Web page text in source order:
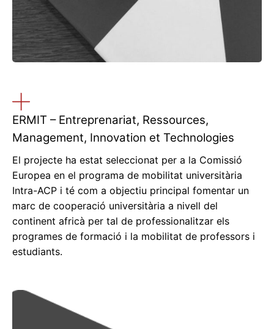
ERMIT – Entreprenariat, Ressources,
Management, Innovation et Technologies
El projecte ha estat seleccionat per a la Comissió
Europea en el programa de mobilitat universitària
Intra-ACP i té com a objectiu principal fomentar un
marc de cooperació universitària a nivell del
continent africà per tal de professionalitzar els
programes de formació i la mobilitat de professors i
estudiants.